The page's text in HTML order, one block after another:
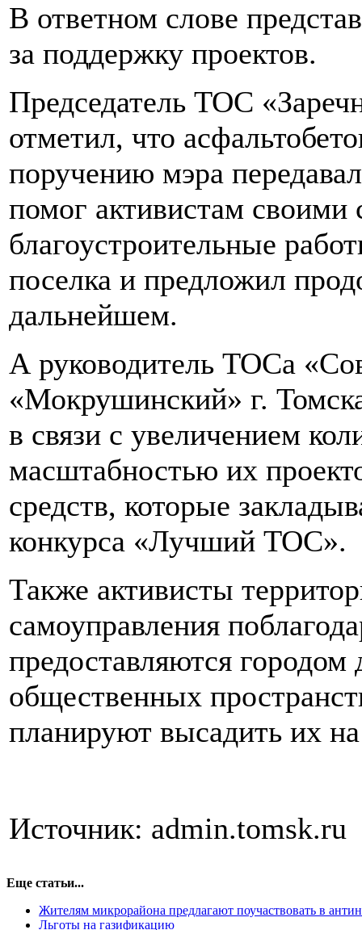
В ответном слове
за поддержку проектов.
Председатель ТОС
отметил, что
поручению мэра
помог активистам своими
благоустроительные
поселка и предложил
дальнейшем.
А руководитель ТОСа
«Мокрушинский» г.
в связи с увеличением
масштабностью их
средств, которые
конкурса «Лучший ТОС».
Также активисты
самоуправления
предоставляются
общественных
планируют высадить их
Источник: admin.tomsk.ru
Еще статьи...
Жителям микрорайона предлагают поучаствовать в
Льготы на газификацию